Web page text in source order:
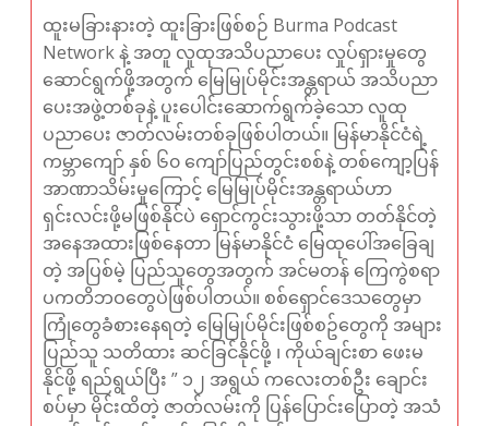
ထူးမခြားနားတဲ့ ထူးခြားဖြစ်စဉ် Burma Podcast
Network နဲ့ အတူ လူထုအသိပညာပေး လှုပ်ရှားမှုတွေ
ဆောင်ရွက်ဖို့အတွက် မြေမြုပ်မိုင်းအန္တရာယ် အသိပညာ
ပေးအဖွဲ့တစ်ခုနဲ့ ပူးပေါင်းဆောက်ရွက်ခဲ့သော လူထု
ပညာပေး ဇာတ်လမ်းတစ်ခုဖြစ်ပါတယ်။ မြန်မာနိုင်ငံရဲ့
ကမ္ဘာကျော် နှစ် ၆၀ ကျော်ပြည်တွင်းစစ်နဲ့ တစ်ကျော့ပြန်
အာဏာသိမ်းမှုကြောင့် မြေမြုပ်မိုင်းအန္တရာယ်ဟာ
ရှင်းလင်းဖို့မဖြစ်နိုင်ပဲ ရှောင်ကွင်းသွားဖို့သာ တတ်နိုင်တဲ့
အနေအထားဖြစ်နေတာ မြန်မာနိုင်ငံ မြေထုပေါ်အခြေချ
တဲ့ အပြစ်မဲ့ ပြည်သူတွေအတွက် အင်မတန် ကြေကွဲစရာ
ပကတိဘဝတွေပဲဖြစ်ပါတယ်။ စစ်ရှောင်ဒေသတွေမှာ
ကြုံတွေခံစားနေရတဲ့ မြေမြုပ်မိုင်းဖြစ်စဥ်တွေကို အများ
ပြည်သူ သတိထား ဆင်ခြင်နိုင်ဖို့ ၊ ကိုယ်ချင်းစာ ဖေးမ
နိုင်ဖို့ ရည်ရွယ်ပြီး ” ၁၂ အရွယ် ကလေးတစ်ဦး ချောင်း
စပ်မှာ မိုင်းထိတဲ့ ဇာတ်လမ်းကို ပြန်ပြောင်းပြောတဲ့ အသံ